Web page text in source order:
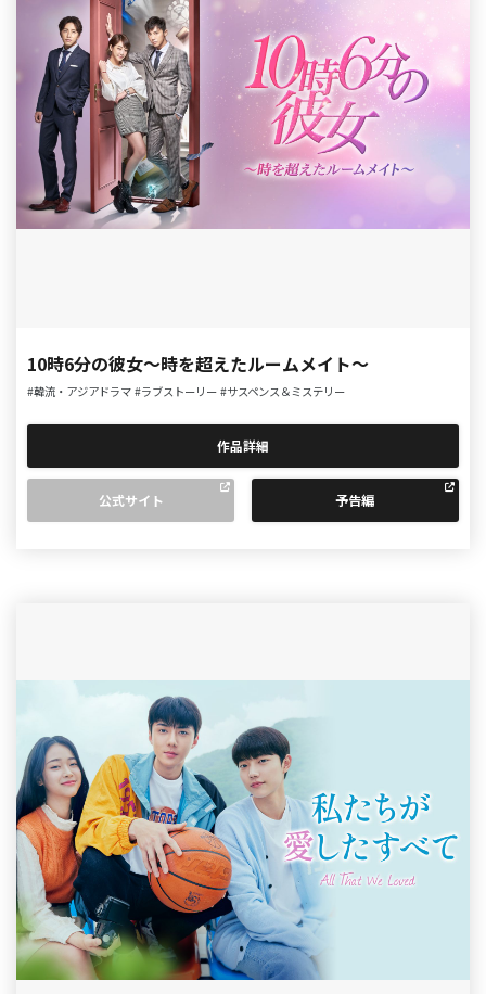
10時6分の彼女～時を超えたルームメイト～
#韓流・アジアドラマ #ラブストーリー #サスペンス＆ミステリー
作品詳細
公式サイト 予告編